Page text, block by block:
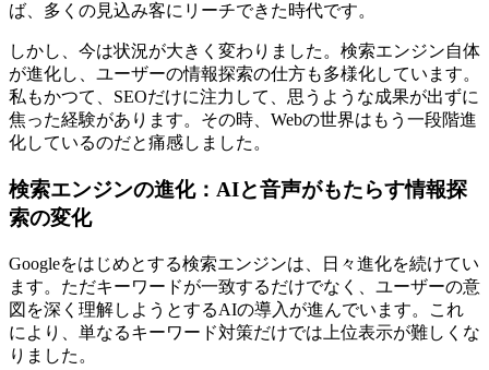
ば、多くの見込み客にリーチできた時代です。
しかし、今は状況が大きく変わりました。検索エンジン自体
が進化し、ユーザーの情報探索の仕方も多様化しています。
私もかつて、SEOだけに注力して、思うような成果が出ずに
焦った経験があります。その時、Webの世界はもう一段階進
化しているのだと痛感しました。
検索エンジンの進化：AIと音声がもたらす情報探
索の変化
Googleをはじめとする検索エンジンは、日々進化を続けてい
ます。ただキーワードが一致するだけでなく、ユーザーの意
図を深く理解しようとするAIの導入が進んでいます。これ
により、単なるキーワード対策だけでは上位表示が難しくな
りました。